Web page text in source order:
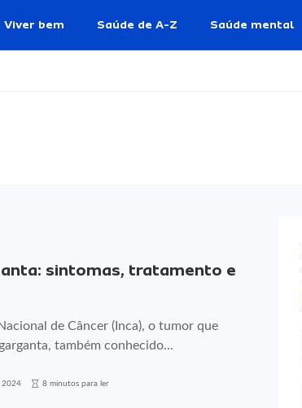
Viver bem Saúde de A-Z Saúde mental
sintomas, tratamento e
de Câncer (Inca), o tumor que
também conhecido...
2024 8 minutos para ler